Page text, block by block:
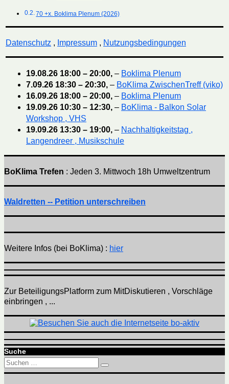
70 +x. Boklima Plenum (2026)
Datenschutz , Impressum, Nutzungsbedingungen
19.08.26 18:00 – 20:00, – Boklima Plenum
7.09.26 18:30 – 20:30, – BoKlima ZwischenTreff (viko)
16.09.26 18:00 – 20:00, – Boklima Plenum
19.09.26 10:30 – 12:30, – BoKlima - Balkon Solar
Workshop , VHS
19.09.26 13:30 – 19:00, – Nachhaltigkeitstag ,
Langendreer , Musikschule
BoKlima Trefen : Jeden 3. Mittwoch 18h Umweltzentrum
Waldretten -- Petition unterschreiben
Weitere Infos (bei BoKlima) : hier
Zur BeteiligungsPlatform zum MitDiskutieren , Vorschläge
einbringen , ...
Suche
Suchen
nach:
Suchen